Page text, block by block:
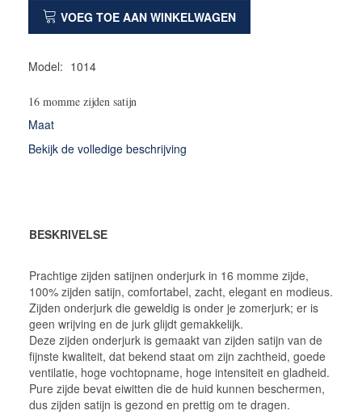
VOEG TOE AAN WINKELWAGEN
Model: 1014
16 momme zijden satijn
Maat
Bekijk de volledige beschrijving
BESKRIVELSE
Prachtige zijden satijnen onderjurk in 16 momme zijde,
100% zijden satijn, comfortabel, zacht, elegant en modieus.
Zijden onderjurk die geweldig is onder je zomerjurk; er is
geen wrijving en de jurk glijdt gemakkelijk.
Deze zijden onderjurk is gemaakt van zijden satijn van de
fijnste kwaliteit, dat bekend staat om zijn zachtheid, goede
ventilatie, hoge vochtopname, hoge intensiteit en gladheid.
Pure zijde bevat eiwitten die de huid kunnen beschermen,
dus zijden satijn is gezond en prettig om te dragen.